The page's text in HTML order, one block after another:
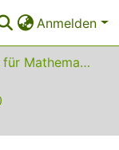
Anmelden
01 Fakultät für Mathematik